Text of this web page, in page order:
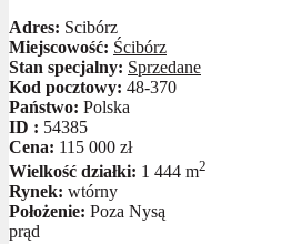
Adres: Scibórz
Miejscowość: Ścibórz
Stan specjalny: Sprzedane
Kod pocztowy: 48-370
Państwo: Polska
ID : 54385
Cena: 115 000 zł
Wielkość działki: 1 444 m2
Rynek: wtórny
Położenie: Poza Nysą
prąd